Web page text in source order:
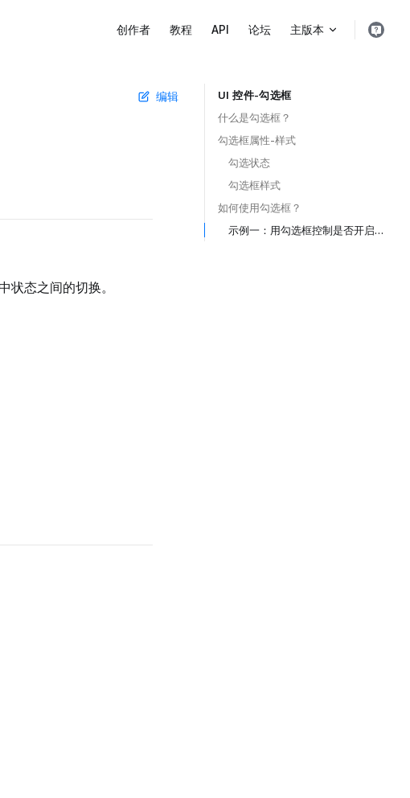
创作者 教程 API 论坛 主版本
UI 控件-勾选框
Table of Contents for current page
什么是勾选框？ ​
勾选框属性-样式 ​
勾选状态 ​
勾选框样式 ​
如何使用勾选框？ ​
示例一：用勾选框控制是否开启摄像机碰撞 ​
编辑
状态之间的切换。